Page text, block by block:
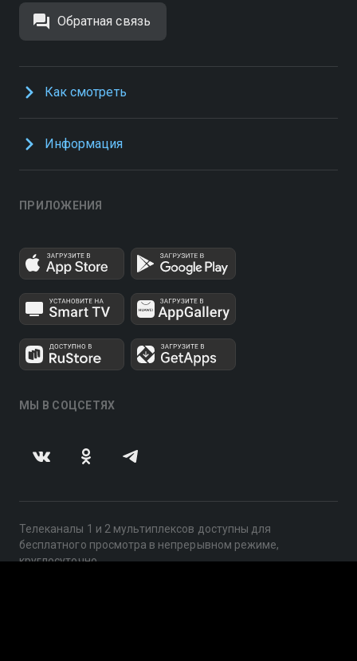
Обратная связь
Как смотреть
Информация
ПРИЛОЖЕНИЯ
МЫ В СОЦСЕТЯХ
Телеканалы 1 и 2 мультиплексов доступны для
бесплатного просмотра в непрерывном режиме,
круглосуточно.